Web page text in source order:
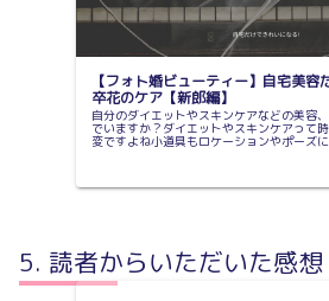
【フォト婚ビューティー】自宅美容
卒花のケア【新郎編】
自分のダイエットやスキンケアなどの美容
でいますか？ダイエットやスキンケアって
変ですよね小道具もロケーションやポーズ
作ったりイメージを詰めていくってとても
読者からいただいた感想